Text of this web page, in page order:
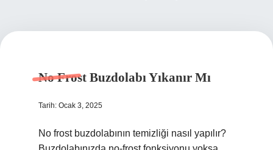
No Frost Buzdolabı Yıkanır Mı
Tarih: Ocak 3, 2025
No frost buzdolabının temizliği nasıl yapılır?